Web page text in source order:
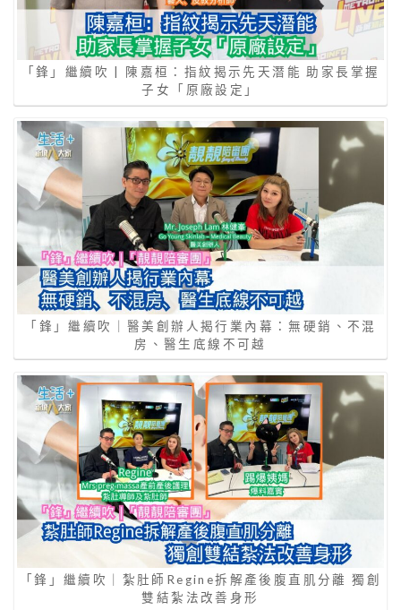
「鋒」繼續吹 | 陳嘉桓：指紋揭示先天潛能 助家長掌握
子女「原廠設定」
「鋒」繼續吹｜醫美創辦人揭行業內幕：無硬銷、不混
房、醫生底線不可越
「鋒」繼續吹｜紮肚師Regine拆解產後腹直肌分離 獨創
雙結紮法改善身形